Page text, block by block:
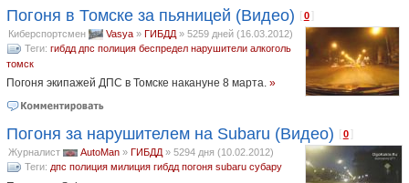
Погоня в Томске за пьяницей (Видео) [0 ]
Киберспортсмен Vasya» ГИБДД» 5259 дней (16.03.2012)
Теги: гибдд дпс полиция беспредел нарушители алкоголь
томск
Погоня экипажей ДПС в Томске накануне 8 марта. »
Погоня за нарушителем на Subaru (Видео) [0
Журналист AutoMan» ГИБДД» 5294 дня (10.02.2012)
Теги: дпс полиция милиция гибдд погоня subaru субару